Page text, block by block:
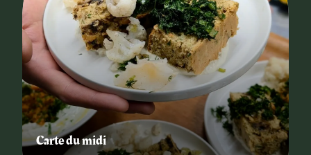
Carte du midi